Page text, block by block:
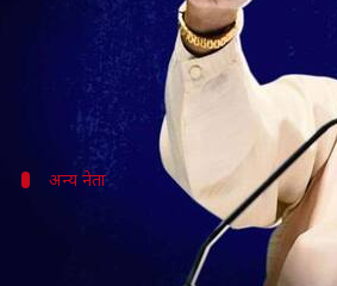
की पूर्व मुख्यमंत्री और
उनके करीबी और बसपा सांसद
अन्य नेता
अखिलेश यादव भी कर
समाजवादी पार्टीके